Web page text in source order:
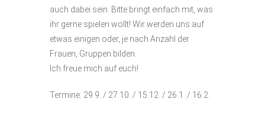
auch dabei sein. Bitte bringt einfach mit, was
ihr gerne spielen wollt! Wir werden uns auf
etwas einigen oder, je nach Anzahl der
Frauen, Gruppen bilden.
Ich freue mich auf euch!
Termine: 29.9. / 27.10. / 15.12. / 26.1. / 16.2.